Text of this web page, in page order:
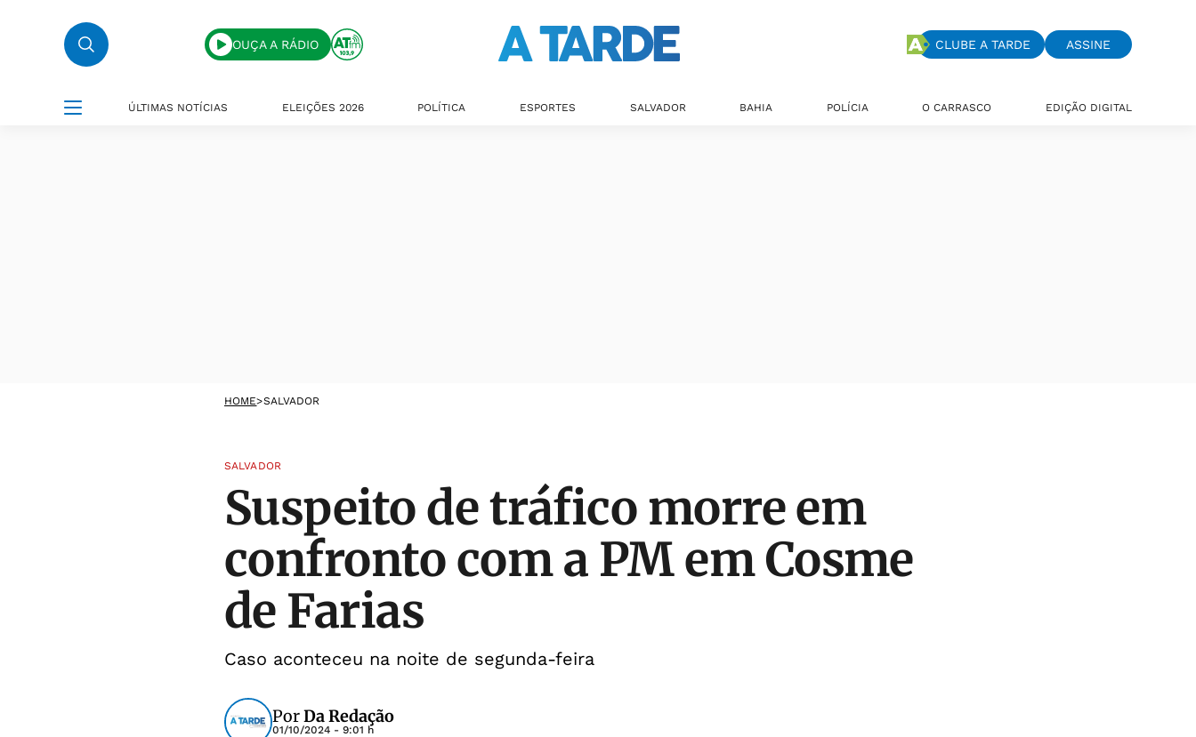
OUÇA A RÁDIO CLUBE A TARDE ASSINE
ÚLTIMAS NOTÍCIAS ELEIÇÕES 2026 POLÍTICA ESPORTES SALVADOR BAHIA POLÍCIA O CARRASCO EDIÇÃO DIGITAL
HOME>SALVADOR
SALVADOR
Suspeito de tráfico morre em
confronto com a PM em Cosme
de Farias
Caso aconteceu na noite de segunda-feira
PorDa Redação
01/10/2024 - 9:01 h